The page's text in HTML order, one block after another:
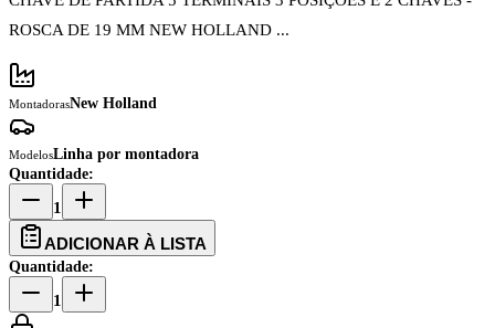
ROSCA DE 19 MM NEW HOLLAND ...
MontadorasNew Holland
ModelosLinha por montadora
Quantidade:
1
ADICIONAR À LISTA
Quantidade:
1